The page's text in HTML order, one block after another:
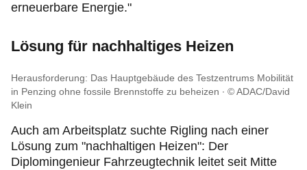
erneuerbare Energie."
Lösung für nachhaltiges Heizen
Herausforderung: Das Hauptgebäude des Testzentrums Mobilität
in Penzing ohne fossile Brennstoffe zu beheizen
© ADAC/David
Klein
Auch am Arbeitsplatz suchte Rigling nach einer
Lösung zum "nachhaltigen Heizen": Der
Diplomingenieur Fahrzeugtechnik leitet seit Mitte